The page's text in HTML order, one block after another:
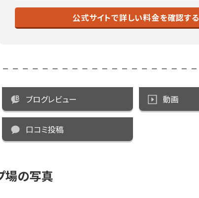
公式サイトで詳しい料金を確認する
ブログレビュー 動画
口コミ投稿
場の写真